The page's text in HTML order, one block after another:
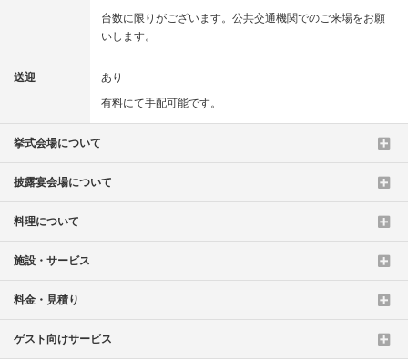
台数に限りがございます。公共交通機関でのご来場をお願
いします。
送迎
あり
有料にて手配可能です。
挙式会場について
披露宴会場について
料理について
施設・サービス
料金・見積り
ゲスト向けサービス